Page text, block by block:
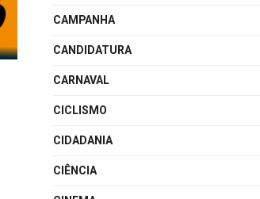
CAMPANHA
CANDIDATURA
CARNAVAL
CICLISMO
CIDADANIA
CIÊNCIA